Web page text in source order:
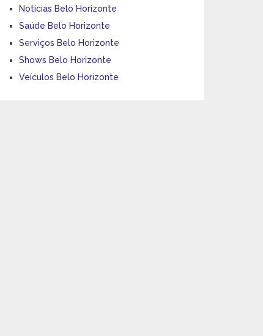
Notícias Belo Horizonte
Saúde Belo Horizonte
Serviços Belo Horizonte
Shows Belo Horizonte
Veículos Belo Horizonte